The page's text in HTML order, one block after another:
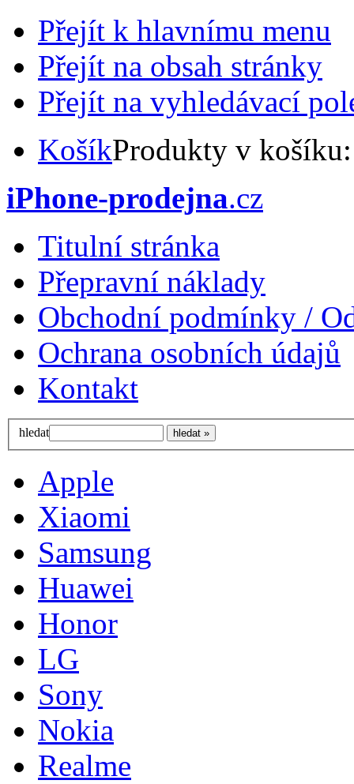
Přejít k hlavnímu menu
Přejít na obsah stránky
Přejít na vyhledávací
KošíkProdukty v
iPhone-prodejna.cz
Titulní stránka
Přepravní náklady
Obchodní podmínky /
Ochrana osobních údajů
Kontakt
hledat
Apple
Xiaomi
Samsung
Huawei
Honor
LG
Sony
Nokia
Realme